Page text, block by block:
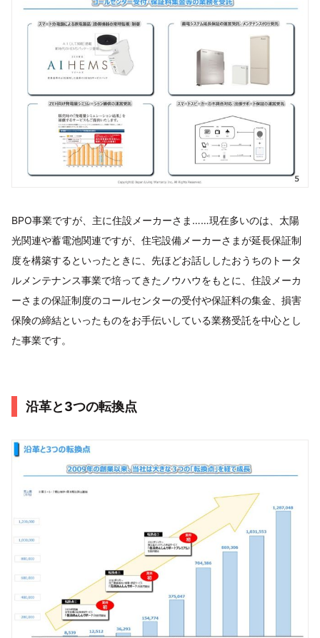
BPO事業ですが、主に住設メーカーさま……現在多いのは、太陽
光関連や蓄電池関連ですが、住宅設備メーカーさまが延長保証制
度を構築するといったときに、先ほどお話ししたおうちのトータ
ルメンテナンス事業で培ってきたノウハウをもとに、住設メーカ
ーさまの保証制度のコールセンターの受付や保証料の集金、損害
保険の締結といったものをお手伝いしている業務受託を中心とし
た事業です。
沿革と3つの転換点